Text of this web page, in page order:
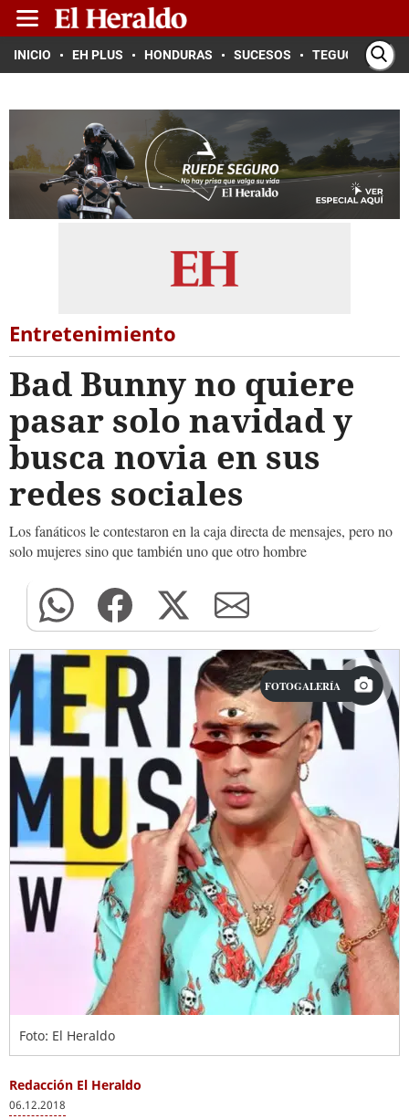
INICIO EH PLUS HONDURAS SUCESOS TEGUCIGALPA
Entretenimiento
Bad Bunny no quiere
pasar solo navidad y
busca novia en sus
redes sociales
Los fanáticos le contestaron en la caja directa de mensajes, pero no
solo mujeres sino que también uno que otro hombre
FOTOGALERÍA
Foto: El Heraldo
Redacción El Heraldo
06.12.2018